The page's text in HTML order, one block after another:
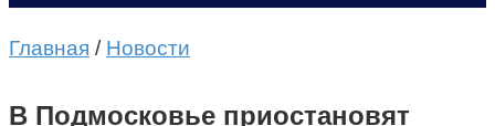
Главная / Новости
В Подмосковье приостановят